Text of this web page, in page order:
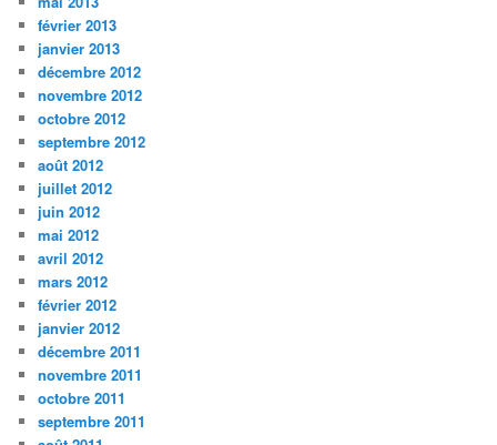
février 2013
janvier 2013
décembre 2012
novembre 2012
octobre 2012
septembre 2012
août 2012
juillet 2012
juin 2012
mai 2012
avril 2012
mars 2012
février 2012
janvier 2012
décembre 2011
novembre 2011
octobre 2011
septembre 2011